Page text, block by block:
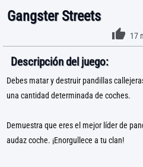
Gangster Streets
17
Descripción del juego:
Debes matar y destruir pandillas
una cantidad determinada de coches.
Demuestra que eres el mejor líder de
audaz coche. ¡Enorgullece a tu clan!